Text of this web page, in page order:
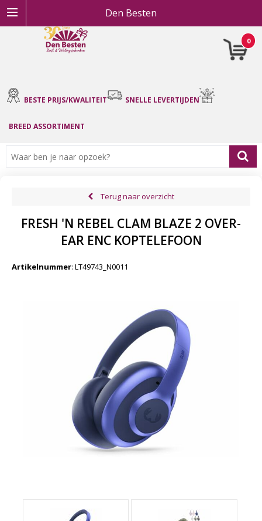
Den Besten
0
BESTE PRIJS/KWALITEIT SNELLE LEVERTIJDEN
BREED ASSORTIMENT
Terug naar overzicht
FRESH 'N REBEL CLAM BLAZE 2 OVER-
EAR ENC KOPTELEFOON
Artikelnummer: LT49743_N0011